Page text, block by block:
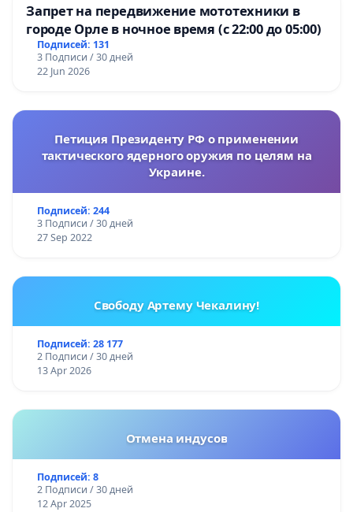
Запрет на передвижение мототехники в
городе Орле в ночное время (с 22:00 до 05:00)
Подписей: 131
3 Подписи / 30 дней
22 Jun 2026
Петиция Президенту РФ о применении
тактического ядерного оружия по целям на
Украине.
Подписей: 244
3 Подписи / 30 дней
27 Sep 2022
Свободу Артему Чекалину!
Подписей: 28 177
2 Подписи / 30 дней
13 Apr 2026
Отмена индусов
Подписей: 8
2 Подписи / 30 дней
12 Apr 2025